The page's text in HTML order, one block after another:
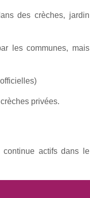
des crèches, jardin
les communes, mais
privées.
continue actifs dans le